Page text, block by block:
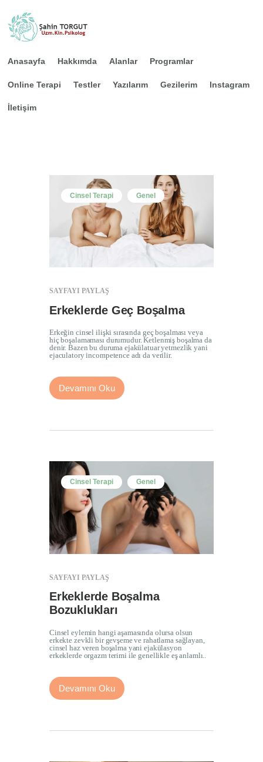
Anasayfa Hakkımda Alanlar Programlar
Online Terapi Testler Yazılarım Gezilerim Instagram
İletişim
Online Terapi
Testler
Yazılarım
Gezilerim
Cinsel Terapi Genel
SAYFAYI PAYLAŞ
Erkeklerde Geç Boşalma
Erkeğin cinsel ilişki sırasında geç boşalması veya
hiç boşalamaması durumudur. Ketlenmiş boşalma da
denir. Bazen bu duruma ejakülatuar yetmezlik yani
ejaculatory incompetence adı da verilir.
Devamını Oku
Cinsel Terapi Genel
SAYFAYI PAYLAŞ
Erkeklerde Boşalma
Bozuklukları
Cinsel eylemin hangi aşamasında olursa olsun
erkekte zevkli bir gevşeme ve rahatlama sağlayan,
cinsel haz veren boşalma yani ejakülasyon
erkeklerde orgazm terimi ile genellikle eş anlamlı..
Devamını Oku